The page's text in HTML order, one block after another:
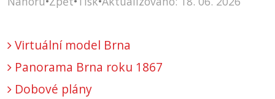
Virtuální model Brna
Panorama Brna roku 1867
Dobové plány